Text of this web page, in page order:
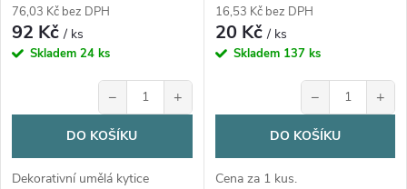
76,03 Kč bez DPH
92 Kč/ ks
Skladem 24 ks
− +
DO KOŠÍKU
Dekorativní umělá kytice
16,53 Kč bez DPH
20 Kč/ ks
Skladem 137 ks
− +
DO KOŠÍKU
Cena za 1 kus.